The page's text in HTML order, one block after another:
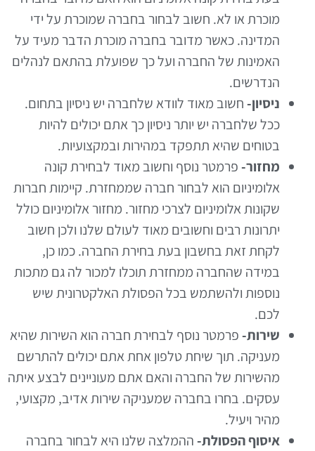
מוכרת או לא. חשוב לבחור בחברה שמוכרת על ידי
המדינה. כאשר מדובר בחברה מוכרת הדבר מעיד על
האמינות של החברה ועל כך שפועלת בהתאם לנהלים
הנדרשים.
ניסיון-חשוב מאוד לוודא שלחברה יש ניסיון בתחום.
ככל שלחברה יש יותר ניסיון כך אתם יכולים להיות
בטוחים שהיא תתפקד במהירות ובמקצועיות.
מחזור-פרמטר נוסף וחשוב מאוד לבחירת קונה
אלומיניום הוא לבחור חברה שממחזרת. קיימות חברות
שקונות אלומיניום לצרכי מחזור. מחזור אלומיניום כולל
יתרונות רבים וחשובים מאוד לעולם שלנו ולכן חשוב
לקחת זאת בחשבון בעת בחירת החברה. כמו כן,
במידה שהחברה ממחזרת תוכלו למכור לה גם מתכות
נוספות ולהשתמש בכל הפסולת האלקטרונית שיש
לכם.
שירות-פרמטר נוסף לבחירת חברה הוא השירות שהיא
מעניקה. תוך שיחת טלפון אחת אתם יכולים להתרשם
מהשירות של החברה והאם אתם מעוניינים לבצע איתה
עסקים. בחרו בחברה שמעניקה שירות אדיב, מקצועי,
מהיר ויעיל.
איסוף הפסולת-ההמלצה שלנו היא לבחור בחברה